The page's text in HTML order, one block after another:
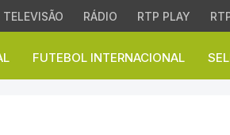
TELEVISÃO RÁDIO RTP PLAY
FUTEBOL INTERNACIONAL
conduz